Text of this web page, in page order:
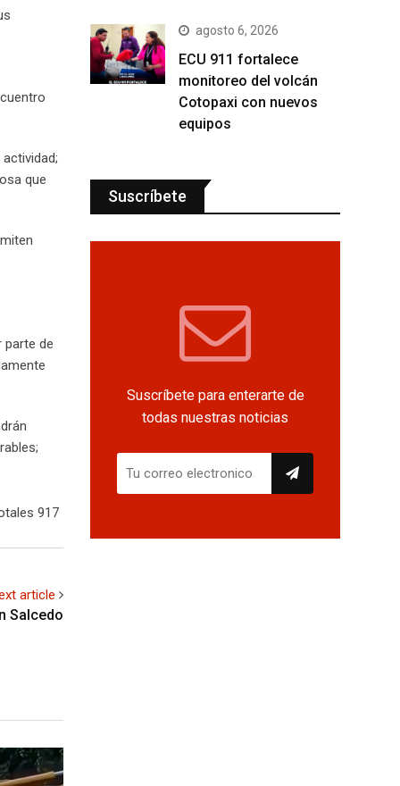
que
parte de
917
article
Salcedo
agosto 6, 2026
ECU 911 fortalece
monitoreo del volcán
Cotopaxi con nuevos
equipos
Suscríbete
Suscríbete para enterarte de
todas nuestras noticias